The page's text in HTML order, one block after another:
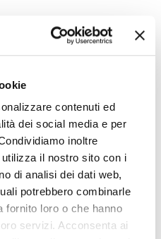
contenuti ed
dei social media e per
inoltre
il nostro sito con i
di analisi dei dati web,
potrebbero combinarle
fornito loro o che hanno
servizi. Acconsenta ai